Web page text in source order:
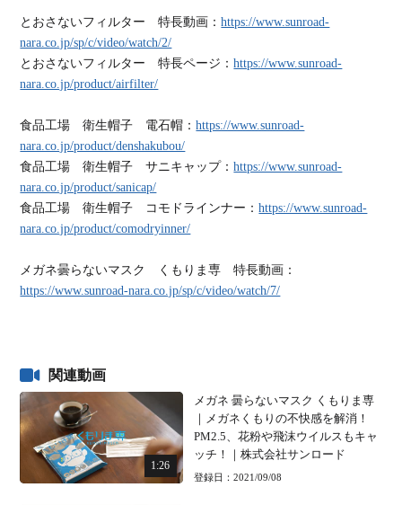
とおさないフィルター 特長動画：https://www.sunroad-
nara.co.jp/sp/c/video/watch/2/
とおさないフィルター 特長ページ：https://www.sunroad-
nara.co.jp/product/airfilter/
食品工場 衛生帽子 電石帽：https://www.sunroad-
nara.co.jp/product/denshakubou/
食品工場 衛生帽子 サニキャップ：https://www.sunroad-
nara.co.jp/product/sanicap/
食品工場 衛生帽子 コモドラインナー：https://www.sunroad-
nara.co.jp/product/comodryinner/
メガネ曇らないマスク くもりま専 特長動画：
https://www.sunroad-nara.co.jp/sp/c/video/watch/7/
関連動画
1:26
メガネ 曇らないマスク くもりま専
｜メガネくもりの不快感を解消！
PM2.5、花粉や飛沫ウイルスもキャ
ッチ！｜株式会社サンロード
登録日：2021/09/08